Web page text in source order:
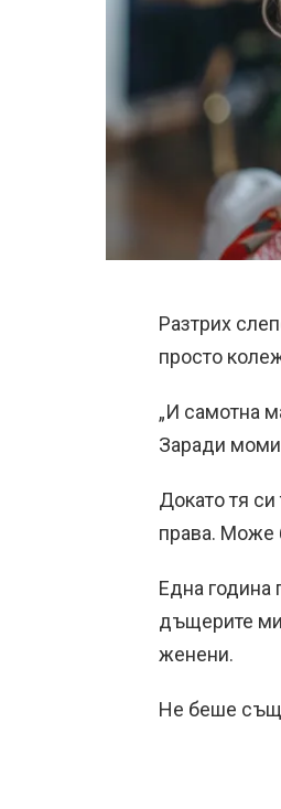
Разтрих
просто
„И самотна
Заради
Докато тя
права. Може
Една година
дъщерите
женени.
Не беше